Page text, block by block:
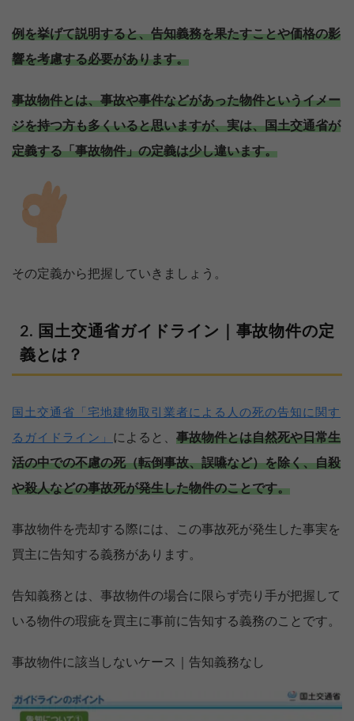
例を挙げて説明すると、告知義務を果たすことや価格の影
響を考慮する必要があります。
事故物件とは、事故や事件などがあった物件というイメー
ジを持つ方も多くいると思いますが、実は、国土交通省が
定義する「事故物件」の定義は少し違います。
その定義から把握していきましょう。
国土交通省ガイドライン｜事故物件の定
義とは？
国土交通省「宅地建物取引業者による人の死の告知に関す
るガイドライン」 によると、 事故物件とは自然死や日常生
活の中での不慮の死（転倒事故、誤嚥など）を除く、自殺
や殺人などの事故死が発生した物件のことです。
事故物件を売却する際には、この事故死が発生した事実を
買主に告知する義務があります。
告知義務とは、事故物件の場合に限らず売り手が把握して
いる物件の瑕疵を買主に事前に告知する義務のことです。
事故物件に該当しないケース｜告知義務なし